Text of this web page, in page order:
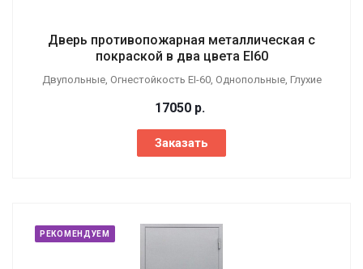
Дверь противопожарная металлическая с
покраской в два цвета EI60
Двупольные, Огнестойкость EI-60, Однопольные, Глухие
17050 р.
Заказать
РЕКОМЕНДУЕМ